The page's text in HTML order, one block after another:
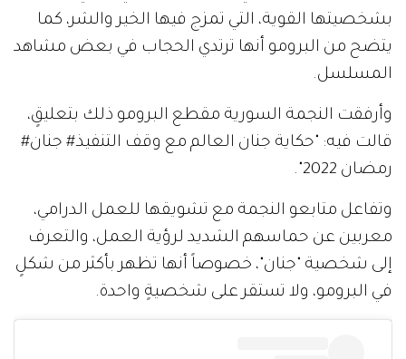
بشخصيتها القوية، التي تمزج فيها الخير والشر، كما
يتضح من البرومو أنها ترتدي الحجاب في بعض مشاهد
المسلسل.
وأرفقت النجمة السورية مقطع البرومو ذلك بتعليقٍ،
قالت فيه: "حكاية جنان العالم مع وقف التنفيذ# جنان#
رمضان 2022".
وتفاعل متابعو النجمة مع تشويقها للعمل الدرامي،
معربين عن حماسهم الشديد لرؤية العمل، والتعرف
إلى شخصية "جنان"، خصوصاً أنها تظهر بأكثر من شكلٍ
في البرومو، ولا تستقر على شخصيةٍ واحدة.